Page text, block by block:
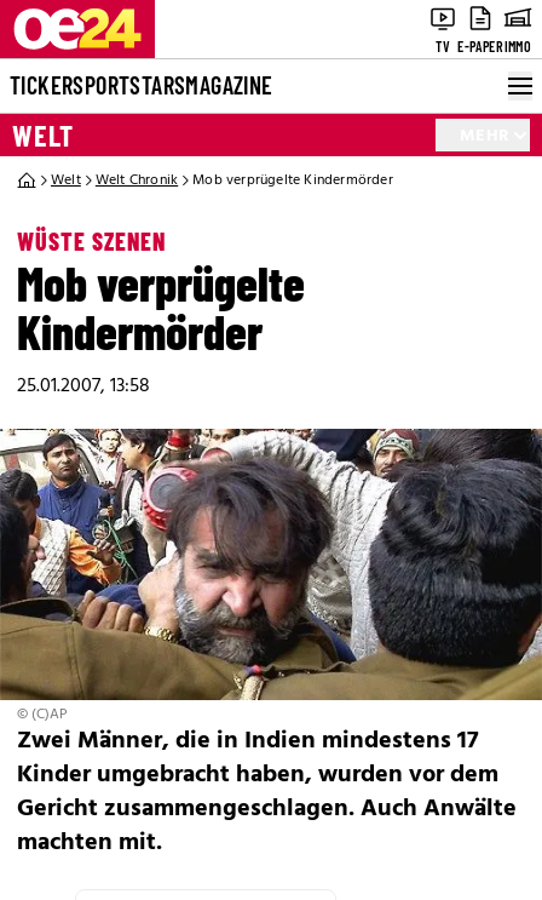
TV E-PAPERIMMO
TICKERSPORTSTARSMAGAZINE
WELT
Welt Welt Chronik Mob verprügelte Kindermörder
WÜSTE SZENEN
Mob verprügelte
Kindermörder
25.01.2007, 13:58
© (C)AP
Zwei Männer, die in Indien mindestens 17
Kinder umgebracht haben, wurden vor dem
Gericht zusammengeschlagen. Auch Anwälte
machten mit.